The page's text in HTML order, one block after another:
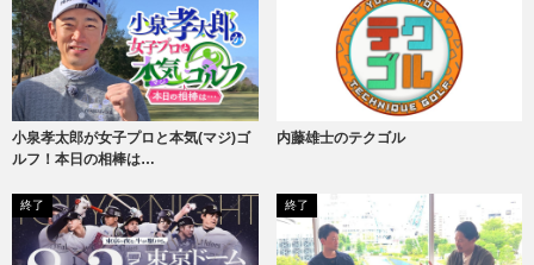
小泉孝太郎が女子プロと本気(マジ)ゴ
ルフ！本日の相棒は…
内藤雄士のテクゴル
終了 終了